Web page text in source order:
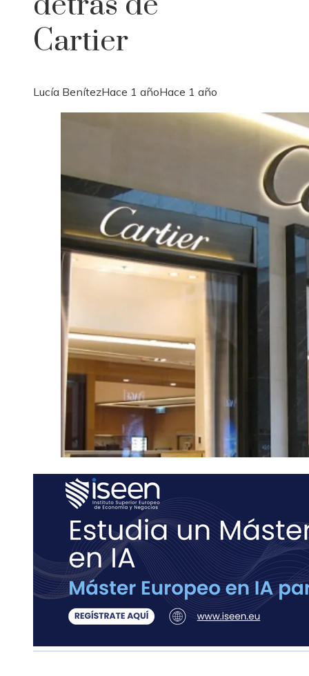
Cartier
Lucía BenítezHace 1 añoHace 1 año